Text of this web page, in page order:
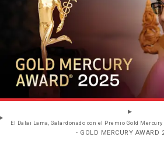
El Dalai Lama, Galardonado con el Premio Gold
- GOLD MERCURY AWARD